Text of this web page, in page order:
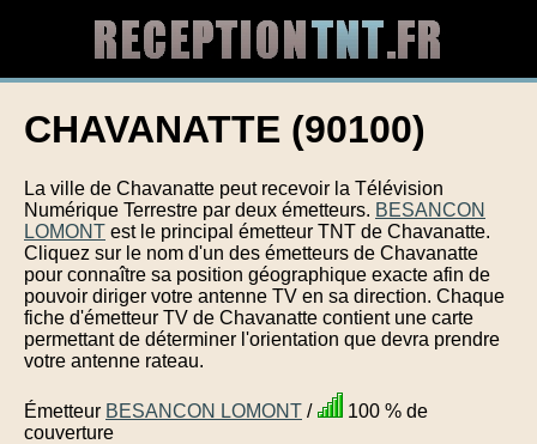
CHAVANATTE (90100)
La ville de Chavanatte peut recevoir la Télévision
Numérique Terrestre par deux émetteurs. BESANCON
LOMONT est le principal émetteur TNT de Chavanatte.
Cliquez sur le nom d'un des émetteurs de Chavanatte
pour connaître sa position géographique exacte afin de
pouvoir diriger votre antenne TV en sa direction. Chaque
fiche d'émetteur TV de Chavanatte contient une carte
permettant de déterminer l'orientation que devra prendre
votre antenne rateau.
Émetteur BESANCON LOMONT /
100 % de
couverture